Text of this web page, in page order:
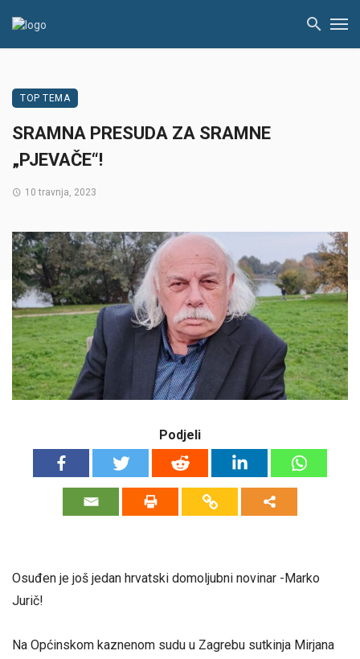
TOP TEMA
SRAMNA PRESUDA ZA SRAMNE
„PJEVAČE“!
10 travnja, 2023
Podjeli
Osuđen je još jedan hrvatski domoljubni novinar -Marko
Jurič!
Na Općinskom kaznenom sudu u Zagrebu sutkinja Mirjana